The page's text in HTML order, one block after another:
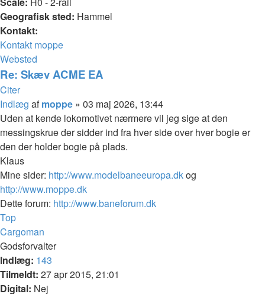
Geografisk sted: Hammel
Kontakt:
Kontakt moppe
Websted
Re: Skæv ACME EA
Citer
Indlæg afmoppe » 03 maj 2026, 13:44
Uden at kende lokomotivet nærmere vil jeg sige at den
messingskrue der sidder ind fra hver side over hver bogie er
den der holder bogie på plads.
Klaus
Mine sider: http://www.modelbaneeuropa.dkog
http://www.moppe.dk
Dette forum: http://www.baneforum.dk
Top
Cargoman
Godsforvalter
Indlæg: 143
Tilmeldt: 27 apr 2015, 21:01
Digital: Nej